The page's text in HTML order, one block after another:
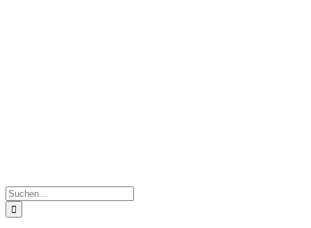
Suche
nach: